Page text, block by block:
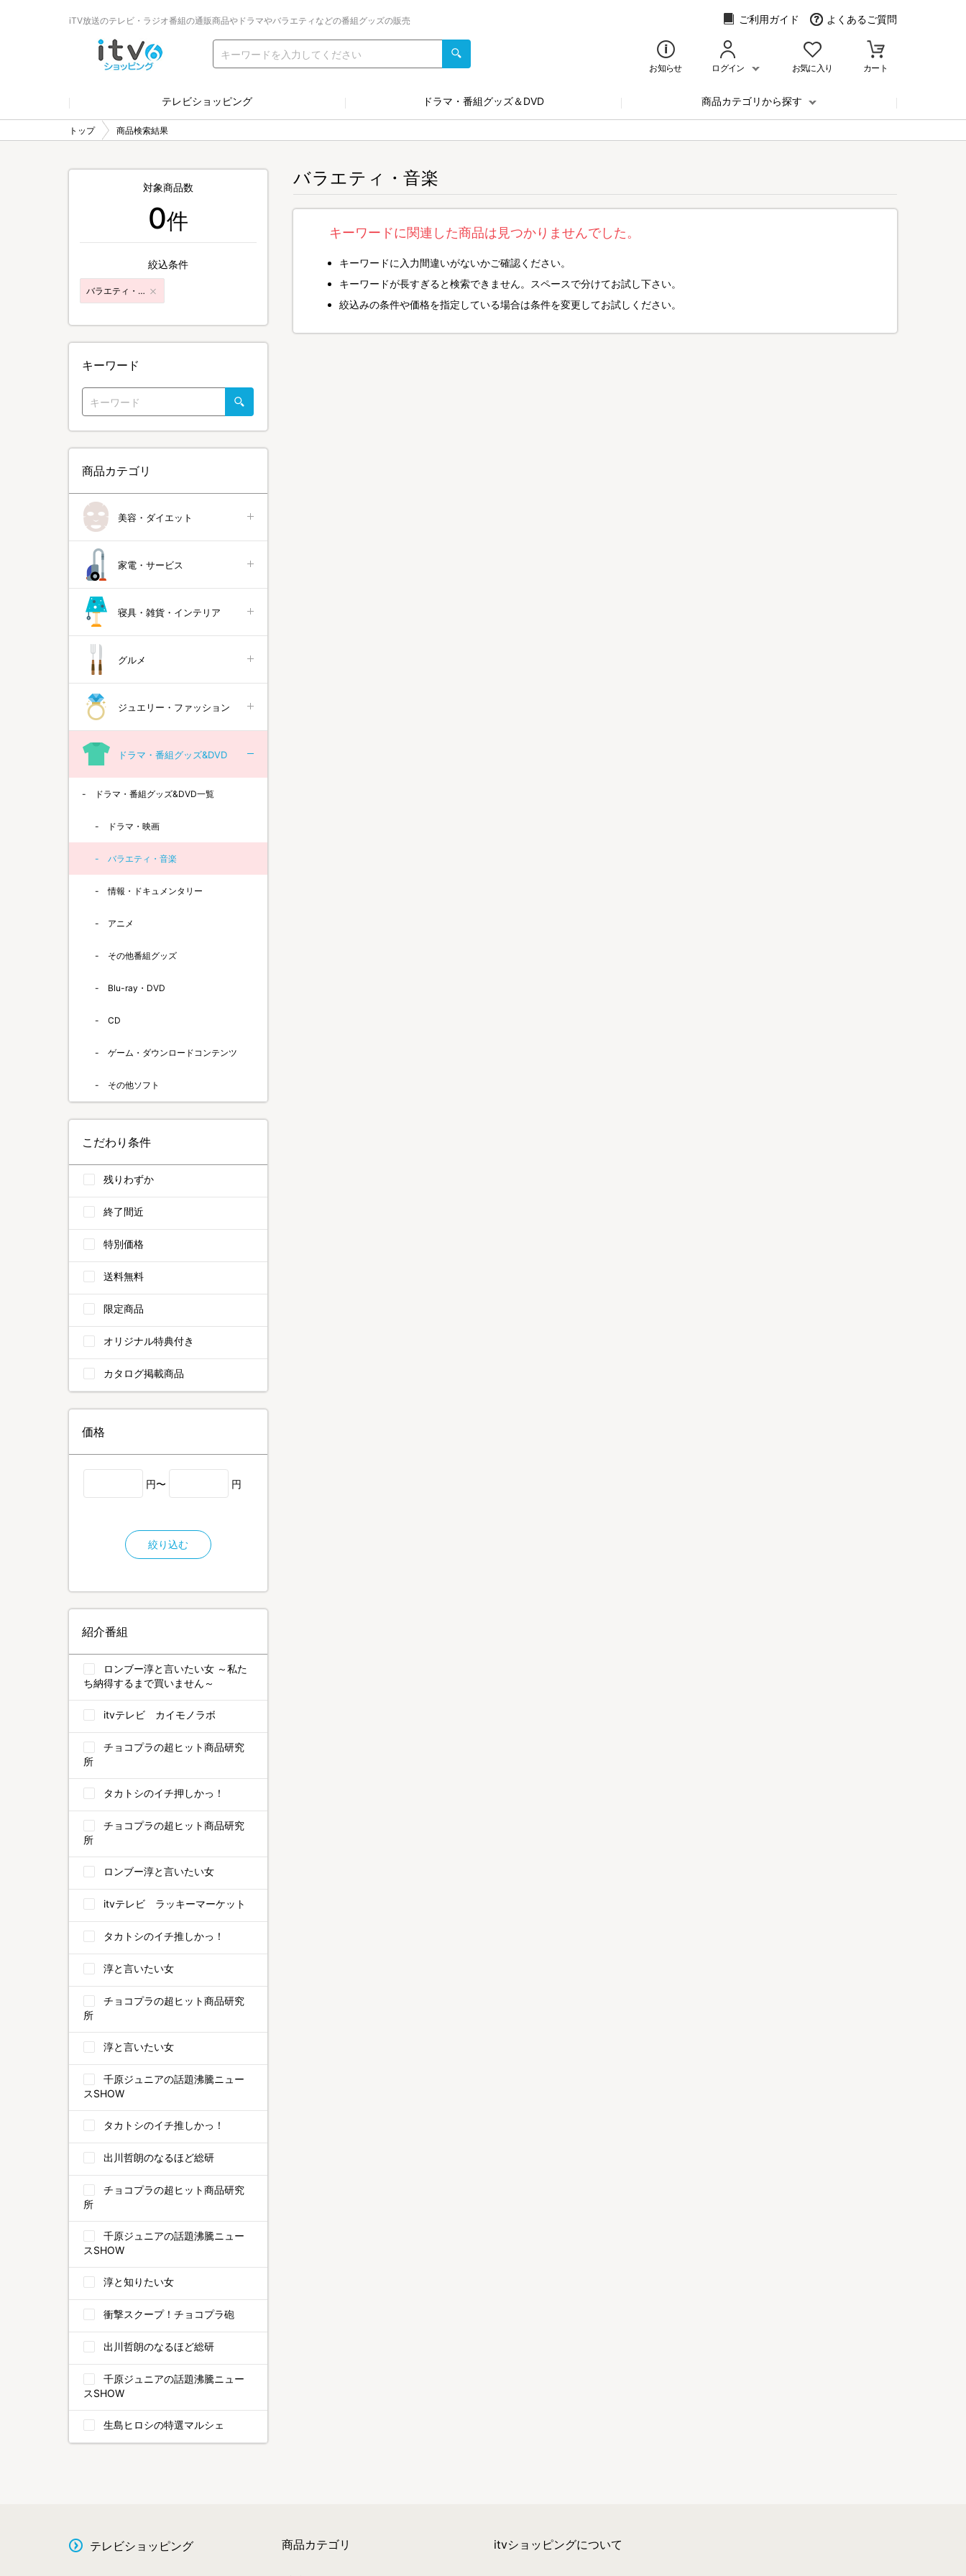
iTV放送のテレビ・ラジオ番組の通販商品やドラマやバラエティなどの番組グッズの販売 ご利用ガイド よくあるご質問
お知らせ ログイン お気に入り カート
テレビショッピング ドラマ・番組グッズ＆DVD 商品カテゴリから探す
トップ 商品検索結果
バラエティ・音楽
キーワードに関連した商品は見つかりませんでした。
キーワードに入力間違いがないかご確認ください。
キーワードが長すぎると検索できません。スペースで分けてお試し下さい。
絞込みの条件や価格を指定している場合は条件を変更してお試しください。
対象商品数
0件
絞込条件
バラエティ・音楽
キーワード
商品カテゴリ
美容・ダイエット
家電・サービス
寝具・雑貨・インテリア
グルメ
ジュエリー・ファッション
ドラマ・番組グッズ&DVD
ドラマ・番組グッズ&DVD一覧
ドラマ・映画
バラエティ・音楽
情報・ドキュメンタリー
アニメ
その他番組グッズ
Blu-ray・DVD
CD
ゲーム・ダウンロードコンテンツ
その他ソフト
こだわり条件
残りわずか
終了間近
特別価格
送料無料
限定商品
オリジナル特典付き
カタログ掲載商品
価格
円〜 円
絞り込む
紹介番組
ロンブー淳と言いたい女 ～私た
ち納得するまで買いません～
itvテレビ カイモノラボ
チョコプラの超ヒット商品研究
所
タカトシのイチ押しかっ！
チョコプラの超ヒット商品研究
所
ロンブー淳と言いたい女
itvテレビ ラッキーマーケット
タカトシのイチ推しかっ！
淳と言いたい女
チョコプラの超ヒット商品研究
所
淳と言いたい女
千原ジュニアの話題沸騰ニュー
スSHOW
タカトシのイチ推しかっ！
出川哲朗のなるほど総研
チョコプラの超ヒット商品研究
所
千原ジュニアの話題沸騰ニュー
スSHOW
淳と知りたい女
衝撃スクープ！チョコプラ砲
出川哲朗のなるほど総研
千原ジュニアの話題沸騰ニュー
スSHOW
生島ヒロシの特選マルシェ
テレビショッピング 商品カテゴリ itvショッピングについて